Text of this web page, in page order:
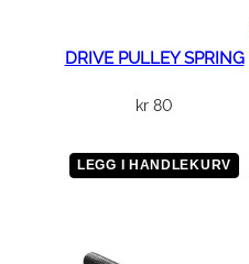
DRIVE PULLEY SPRING
kr 80
LEGG I HANDLEKURV